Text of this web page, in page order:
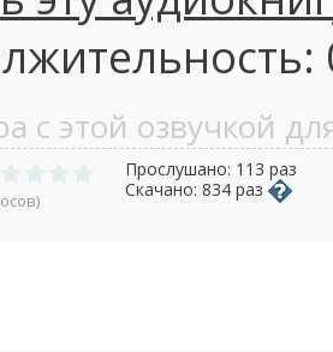
с этой озвучкой
Прослушано: 113 раз
Скачано: 834 раз